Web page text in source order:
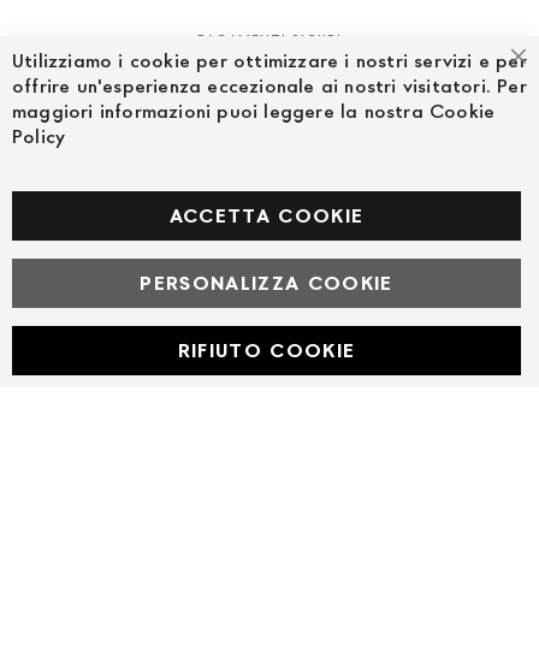
PAGAMENTI SICURI
Facebook
© Powered by MAV Arreda s.r.l. | P.IVA IT05919160969
Corso Lodi, 2 | Milano - pec mavarreda@pec.it
Utilizziamo i cookie per ottimizzare i nostri servizi e per
offrire un'esperienza eccezionale ai nostri visitatori. Per
maggiori informazioni puoi leggere la nostra Cookie
Policy
ACCETTA COOKIE
PERSONALIZZA COOKIE
RIFIUTO COOKIE